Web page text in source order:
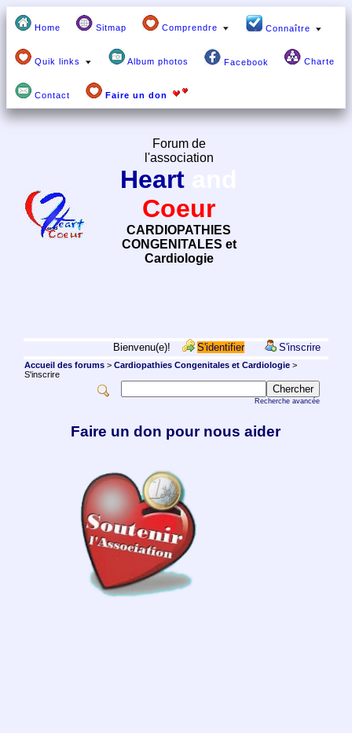
Home Sitmap Comprendre Connaître
Quik links Album photos Facebook Charte
Contact Faire un don
Forum de
l'association
Heart
Coeur
CARDIOPATHIES
CONGENITALES et
Cardiologie
Bienvenu(e)! S'identifier S'inscrire
Accueil des forums> Cardiopathies Congenitales et Cardiologie>
S'inscrire
Recherche avancée
Faire un don pour nous aider